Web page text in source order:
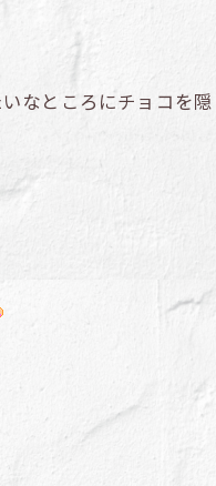
なところにチョコを